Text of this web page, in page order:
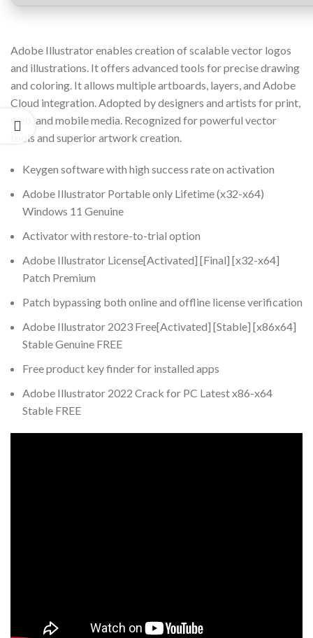
Adobe Illustrator enables creation of scalable vector logos
and illustrations. It offers advanced tools for precise drawing
and coloring. It allows multiple artboards, layers, and Adobe
Cloud integration. Adopted by designers and artists for print,
web, and mobile media. Recognized for powerful vector
tools and superior artwork creation.
Keygen software with high success rate on activation
Adobe Illustrator Portable only Lifetime (x32-x64)
Windows 11 Genuine
Activator with restore-to-trial option
Adobe Illustrator License[Activated] [Final] [x32-x64]
Patch Premium
Patch bypassing both online and offline license verification
Adobe Illustrator 2023 Free[Activated] [Stable] [x86x64]
Stable Genuine FREE
Free product key finder for installed apps
Adobe Illustrator 2022 Crack for PC Latest x86-x64
Stable FREE